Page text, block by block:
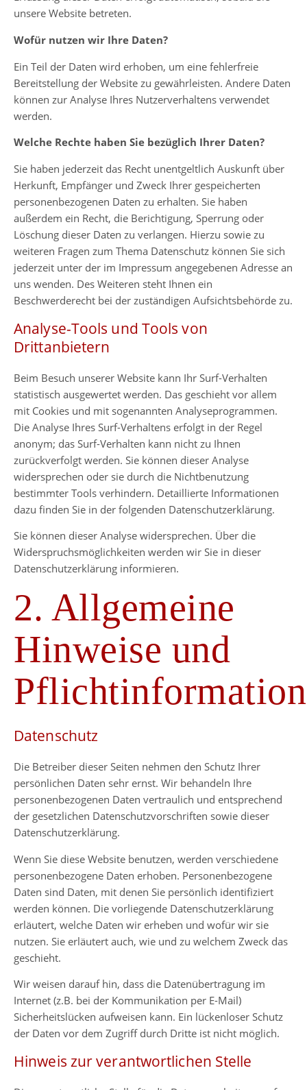
unsere Website betreten.
Wofür nutzen wir Ihre Daten?
Ein Teil der Daten wird erhoben, um eine fehlerfreie
Bereitstellung der Website zu gewährleisten. Andere Daten
können zur Analyse Ihres Nutzerverhaltens verwendet
werden.
Welche Rechte haben Sie bezüglich Ihrer Daten?
Sie haben jederzeit das Recht unentgeltlich Auskunft über
Herkunft, Empfänger und Zweck Ihrer gespeicherten
personenbezogenen Daten zu erhalten. Sie haben
außerdem ein Recht, die Berichtigung, Sperrung oder
Löschung dieser Daten zu verlangen. Hierzu sowie zu
weiteren Fragen zum Thema Datenschutz können Sie sich
jederzeit unter der im Impressum angegebenen Adresse an
uns wenden. Des Weiteren steht Ihnen ein
Beschwerderecht bei der zuständigen Aufsichtsbehörde zu.
Analyse-Tools und Tools von
Drittanbietern
Beim Besuch unserer Website kann Ihr Surf-Verhalten
statistisch ausgewertet werden. Das geschieht vor allem
mit Cookies und mit sogenannten Analyseprogrammen.
Die Analyse Ihres Surf-Verhaltens erfolgt in der Regel
anonym; das Surf-Verhalten kann nicht zu Ihnen
zurückverfolgt werden. Sie können dieser Analyse
widersprechen oder sie durch die Nichtbenutzung
bestimmter Tools verhindern. Detaillierte Informationen
dazu finden Sie in der folgenden Datenschutzerklärung.
Sie können dieser Analyse widersprechen. Über die
Widerspruchsmöglichkeiten werden wir Sie in dieser
Datenschutzerklärung informieren.
2. Allgemeine
Hinweise und
Datenschutz
Die Betreiber dieser Seiten nehmen den Schutz Ihrer
persönlichen Daten sehr ernst. Wir behandeln Ihre
personenbezogenen Daten vertraulich und entsprechend
der gesetzlichen Datenschutzvorschriften sowie dieser
Datenschutzerklärung.
Wenn Sie diese Website benutzen, werden verschiedene
personenbezogene Daten erhoben. Personenbezogene
Daten sind Daten, mit denen Sie persönlich identifiziert
werden können. Die vorliegende Datenschutzerklärung
erläutert, welche Daten wir erheben und wofür wir sie
nutzen. Sie erläutert auch, wie und zu welchem Zweck das
geschieht.
Wir weisen darauf hin, dass die Datenübertragung im
Internet (z.B. bei der Kommunikation per E-Mail)
Sicherheitslücken aufweisen kann. Ein lückenloser Schutz
der Daten vor dem Zugriff durch Dritte ist nicht möglich.
Hinweis zur verantwortlichen Stelle